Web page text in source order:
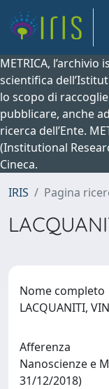
METRICA,
scientifica
lo scopo di
pubblicare, anche
ricerca dell’Ente.
(Institutional
Cineca.
IRIS
Pagina
Nome completo
LACQUANITI,
Afferenza
Nanoscienze e
31/12/2018)